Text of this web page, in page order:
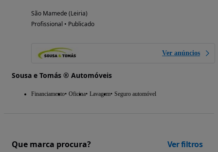
São Mamede (Leiria)
Profissional • Publicado
Ver anúncios
Sousa e Tomás ® Automóveis
Financiamento Oficina Lavagem Seguro automóvel
Que marca procura? Ver filtros